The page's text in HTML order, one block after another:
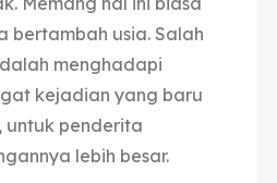
bertambah usia. Salah
menghadapi
kejadian yang baru
untuk penderita
lebih besar.